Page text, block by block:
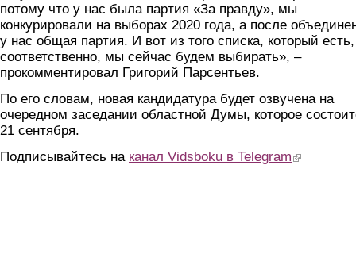
потому что у нас была партия «За правду», мы
конкурировали на выборах 2020 года, а после
у нас общая партия. И вот из того списка, который есть,
соответственно, мы сейчас будем выбирать», –
прокомментировал Григорий Парсентьев.
По его словам, новая кандидатура будет озвучена на
очередном заседании областной Думы, которое
21 сентября.
Подписывайтесь на канал Vidsboku в Telegram (link is